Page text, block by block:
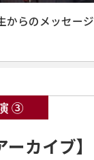
からのメッセージ
③
ーカイブ】